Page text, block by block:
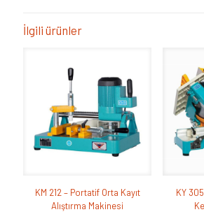
İlgili ürünler
KM 212 – Portatif Orta Kayıt
Alıştırma Makinesi
KY